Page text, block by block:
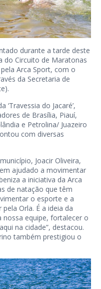
durante a tarde deste
do Circuito de Maratonas
Arca Sport, com o
da Secretaria de
do Jacaré’,
de Brasília, Piauí,
e Petrolina/ Juazeiro
com diversas
Joacir Oliveira,
ajudado a movimentar
a iniciativa da Arca
de natação que têm
o esporte e a
Orla. É a ideia da
nossa equipe, fortalecer o
na cidade”, destacou.
também prestigiou o